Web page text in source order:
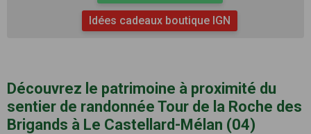
Idées cadeaux boutique IGN
Découvrez le patrimoine à proximité du
sentier de randonnée Tour de la Roche des
Brigands à Le Castellard-Mélan (04)